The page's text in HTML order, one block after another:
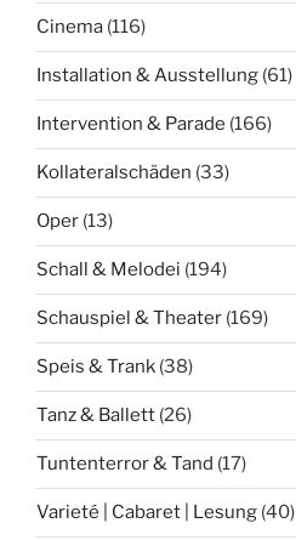
Cinema (116)
Installation & Ausstellung (61)
Intervention & Parade (166)
Kollateralschäden (33)
Oper (13)
Schall & Melodei (194)
Schauspiel & Theater (169)
Speis & Trank (38)
Tanz & Ballett (26)
Tuntenterror & Tand (17)
Varieté | Cabaret | Lesung (40)